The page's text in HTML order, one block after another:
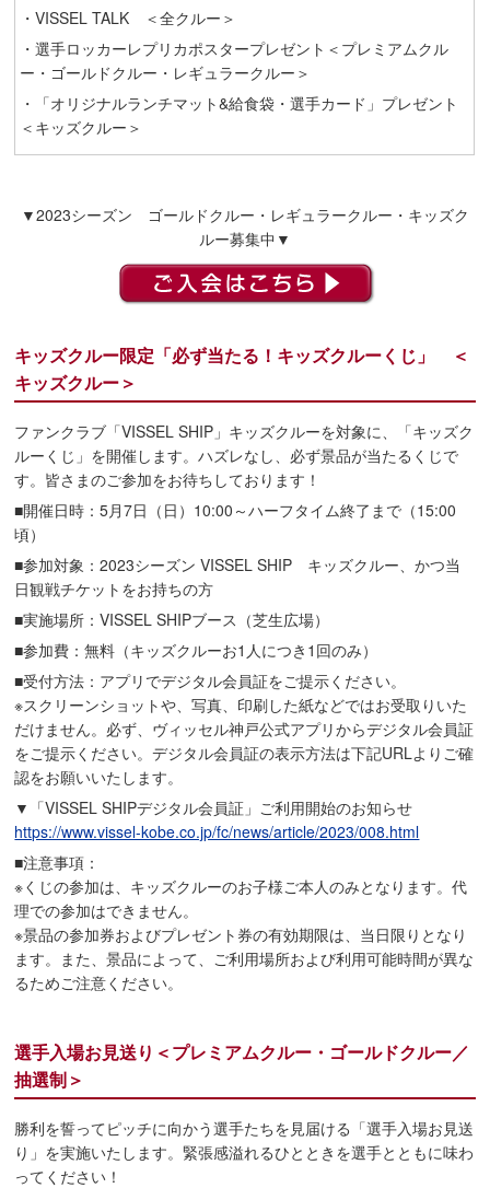
・VISSEL TALK ＜全クルー＞
・選手ロッカーレプリカポスタープレゼント＜プレミアムクル
ー・ゴールドクルー・レギュラークルー＞
・「オリジナルランチマット&給食袋・選手カード」プレゼント
＜キッズクルー＞
▼2023シーズン ゴールドクルー・レギュラークルー・キッズク
ルー募集中▼
キッズクルー限定「必ず当たる！キッズクルーくじ」 ＜
キッズクルー＞
ファンクラブ「VISSEL SHIP」キッズクルーを対象に、「キッズク
ルーくじ」を開催します。ハズレなし、必ず景品が当たるくじで
す。皆さまのご参加をお待ちしております！
■開催日時：5月7日（日）10:00～ハーフタイム終了まで（15:00
頃）
■参加対象：2023シーズン VISSEL SHIP キッズクルー、かつ当
日観戦チケットをお持ちの方
■実施場所：VISSEL SHIPブース（芝生広場）
■参加費：無料（キッズクルーお1人につき1回のみ）
■受付方法：アプリでデジタル会員証をご提示ください。
※スクリーンショットや、写真、印刷した紙などではお受取りいた
だけません。必ず、ヴィッセル神戸公式アプリからデジタル会員証
をご提示ください。デジタル会員証の表示方法は下記URLよりご確
認をお願いいたします。
▼「VISSEL SHIPデジタル会員証」ご利用開始のお知らせ
https://www.vissel-kobe.co.jp/fc/news/article/2023/008.html
■注意事項：
※くじの参加は、キッズクルーのお子様ご本人のみとなります。代
理での参加はできません。
※景品の参加券およびプレゼント券の有効期限は、当日限りとなり
ます。また、景品によって、ご利用場所および利用可能時間が異な
るためご注意ください。
選手入場お見送り＜プレミアムクルー・ゴールドクルー／
抽選制＞
勝利を誓ってピッチに向かう選手たちを見届ける「選手入場お見送
り」を実施いたします。緊張感溢れるひとときを選手とともに味わ
ってください！